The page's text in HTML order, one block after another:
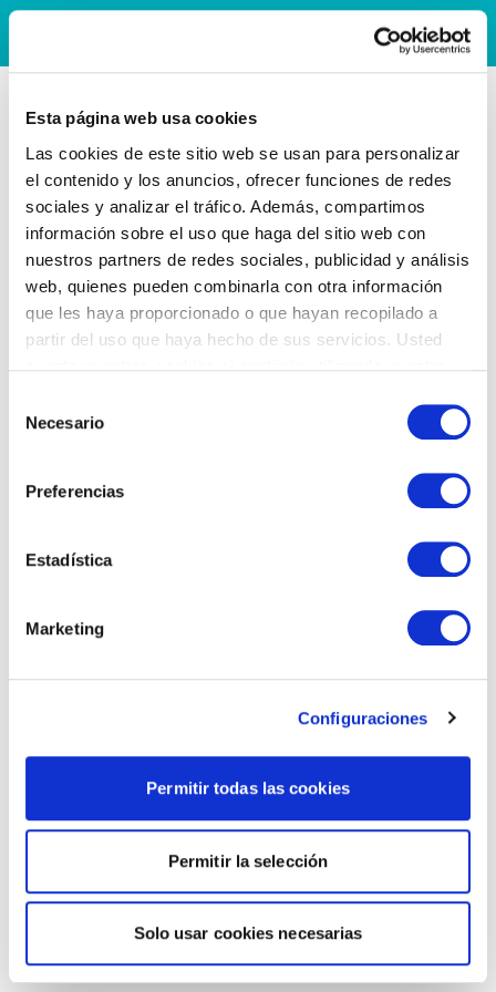
Esta página web usa cookies
Las cookies de este sitio web se usan para personalizar
el contenido y los anuncios, ofrecer funciones de redes
sociales y analizar el tráfico. Además, compartimos
información sobre el uso que haga del sitio web con
nuestros partners de redes sociales, publicidad y análisis
web, quienes pueden combinarla con otra información
que les haya proporcionado o que hayan recopilado a
partir del uso que haya hecho de sus servicios. Usted
Necesario
Preferencias
Estadística
Marketing
Configuraciones
Permitir todas las cookies
Permitir la selección
Solo usar cookies necesarias